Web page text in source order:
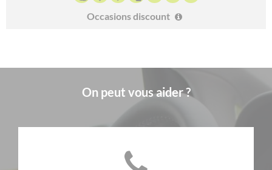
voiture décoiffe et pas qu’un peu avec une telle vitesse. Avec
ses 5 places assises, vous pourrez facilement vous déplacer
voiture ne consomme que 5,9 L pour parcourir 100 km.
3 portes mais polyvalentes !
Très souvent, les voitures 3 portes sont sous-estimées à cause
de leur petite taille. Il s’agit là d’une erreur car
chevaux. Le système mécanique fonctionne grâce au diesel et
Occasions discount
On peut vous aider ?